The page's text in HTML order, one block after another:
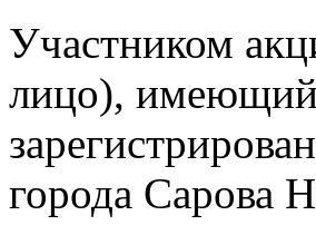
Участником
лицо),
города Сарова